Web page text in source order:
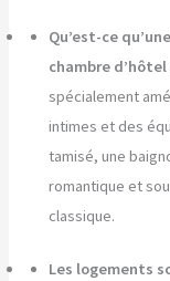
Qu’est-ce
chambre
spécialement
intimes et des
tamisé, une
romantique et
classique.
Les logements